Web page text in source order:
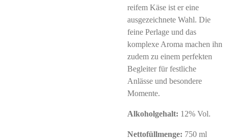
reifem Käse ist er eine
ausgezeichnete Wahl. Die
feine Perlage und das
komplexe Aroma machen ihn
zudem zu einem perfekten
Begleiter für festliche
Anlässe und besondere
Momente.
Alkoholgehalt: 12% Vol.
Nettofüllmenge: 750 ml